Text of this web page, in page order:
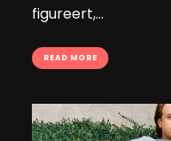
figureert,...
READ MORE